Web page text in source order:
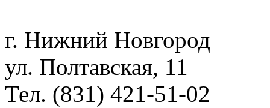
г. Нижний Новгород
ул. Полтавская, 11
Тел. (831) 421-51-02